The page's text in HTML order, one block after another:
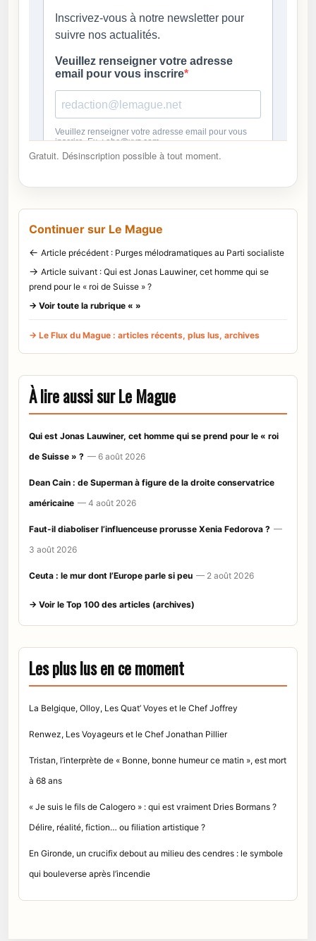
Gratuit. Désinscription possible à tout moment.
Continuer sur Le Mague
← Article précédent : Purges mélodramatiques au Parti socialiste
→ Article suivant : Qui est Jonas Lauwiner, cet homme qui se
prend pour le « roi de Suisse » ?
→ Voir toute la rubrique « »
→ Le Flux du Mague : articles récents, plus lus, archives
À lire aussi sur Le Mague
Qui est Jonas Lauwiner, cet homme qui se prend pour le « roi
de Suisse » ? — 6 août 2026
Dean Cain : de Superman à figure de la droite conservatrice
américaine — 4 août 2026
Faut-il diaboliser l’influenceuse prorusse Xenia Fedorova ? —
3 août 2026
Ceuta : le mur dont l’Europe parle si peu — 2 août 2026
→ Voir le Top 100 des articles (archives)
Les plus lus en ce moment
La Belgique, Olloy, Les Quat’ Voyes et le Chef Joffrey
Renwez, Les Voyageurs et le Chef Jonathan Pillier
Tristan, l’interprète de « Bonne, bonne humeur ce matin », est mort
à 68 ans
« Je suis le fils de Calogero » : qui est vraiment Dries Bormans ?
Délire, réalité, fiction… ou filiation artistique ?
En Gironde, un crucifix debout au milieu des cendres : le symbole
qui bouleverse après l’incendie